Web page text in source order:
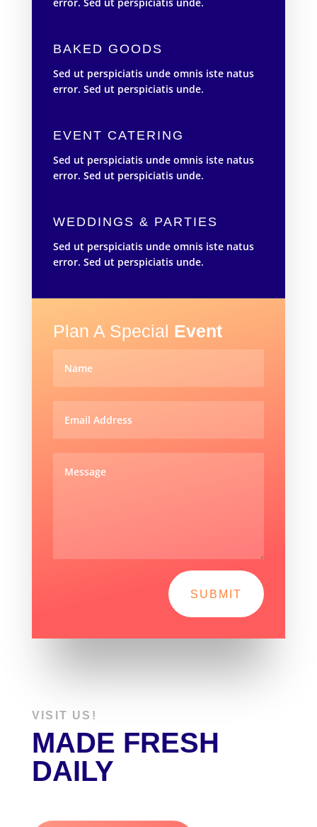
error. Sed ut perspiciatis unde.
BAKED GOODS
Sed ut perspiciatis unde omnis iste natus
error. Sed ut perspiciatis unde.
EVENT CATERING
Sed ut perspiciatis unde omnis iste natus
error. Sed ut perspiciatis unde.
WEDDINGS & PARTIES
Sed ut perspiciatis unde omnis iste natus
error. Sed ut perspiciatis unde.
Plan A Special Event
SUBMIT
VISIT US!
MADE FRESH
DAILY